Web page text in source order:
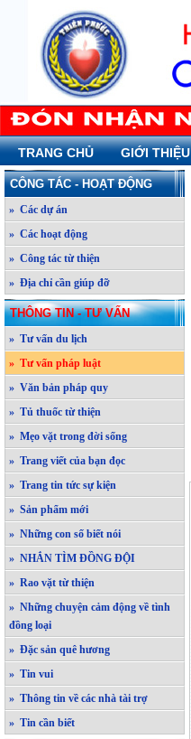
TRANG CHỦ GIỚI THIỆU
CÔNG TÁC - HOẠT ĐỘNG
» Các dự án
» Các hoạt động
» Công tác từ thiện
» Địa chỉ cần giúp đỡ
THÔNG TIN - TƯ VẤN
» Tư vấn du lịch
» Tư vấn pháp luật
» Văn bản pháp quy
» Tủ thuốc từ thiện
» Mẹo vặt trong đời sống
» Trang viết của bạn đọc
» Trang tin tức sự kiện
» Sản phẩm mới
» Những con số biết nói
» NHẮN TÌM ĐỒNG ĐỘI
» Rao vặt từ thiện
» Những chuyện cảm động về tình
đồng loại
» Đặc sản quê hương
» Tin vui
» Thông tin về các nhà tài trợ
» Tin cần biết